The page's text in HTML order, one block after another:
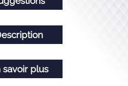
savoir plus